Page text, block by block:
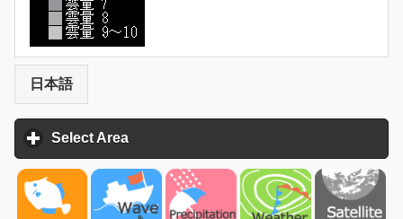
日本語
Select Area